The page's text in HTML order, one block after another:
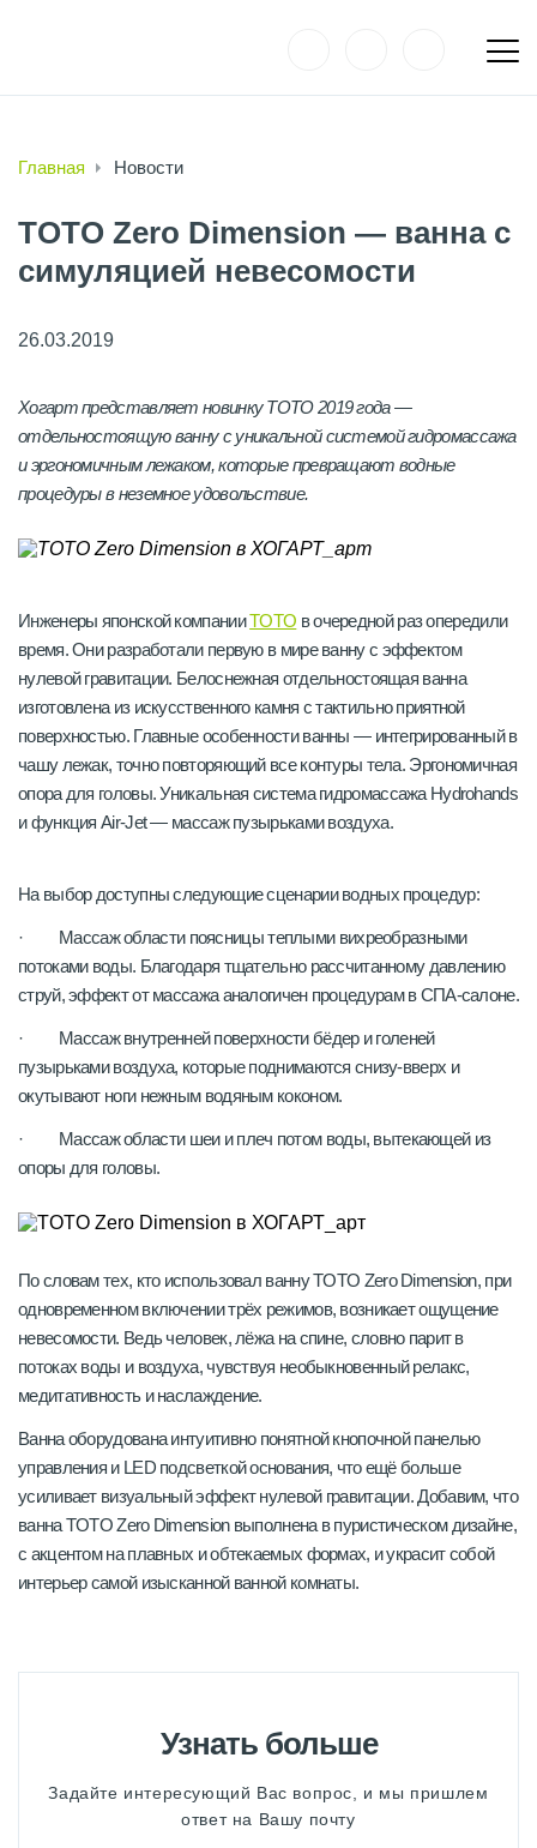
Главная Новости
TOTO Zero Dimension — ванна с
симуляцией невесомости
26.03.2019
Хогарт представляет новинку TOTO 2019 года —
отдельностоящую ванну с уникальной системой гидромассажа
и эргономичным лежаком, которые превращают водные
процедуры в неземное удовольствие.
Инженеры японской компанииTOTO в очередной раз опередили
время. Они разработали первую в мире ванну с эффектом
нулевой гравитации. Белоснежная отдельностоящая ванна
изготовлена из искусственного камня с тактильно приятной
поверхностью. Главные особенности ванны — интегрированный в
чашу лежак, точно повторяющий все контуры тела. Эргономичная
опора для головы. Уникальная система гидромассажа Hydrohands
и функция Air-Jet — массаж пузырьками воздуха.
На выбор доступны следующие сценарии водных процедур:
· Массаж области поясницы теплыми вихреобразными
потоками воды. Благодаря тщательно рассчитанному давлению
струй, эффект от массажа аналогичен процедурам в СПА-салоне.
· Массаж внутренней поверхности бёдер и голеней
пузырьками воздуха, которые поднимаются снизу-вверх и
окутывают ноги нежным водяным коконом.
· Массаж области шеи и плеч потом воды, вытекающей из
опоры для головы.
По словам тех, кто использовал ванну TOTO Zero Dimension, при
одновременном включении трёх режимов, возникает ощущение
невесомости. Ведь человек, лёжа на спине, словно парит в
потоках воды и воздуха, чувствуя необыкновенный релакс,
медитативность и наслаждение.
Ванна оборудована интуитивно понятной кнопочной панелью
управления и LED подсветкой основания, что ещё больше
усиливает визуальный эффект нулевой гравитации. Добавим, что
ванна TOTO Zero Dimension выполнена в пуристическом дизайне,
с акцентом на плавных и обтекаемых формах, и украсит собой
интерьер самой изысканной ванной комнаты.
Узнать больше
Задайте интересующий Вас вопрос, и мы пришлем
ответ на Вашу почту